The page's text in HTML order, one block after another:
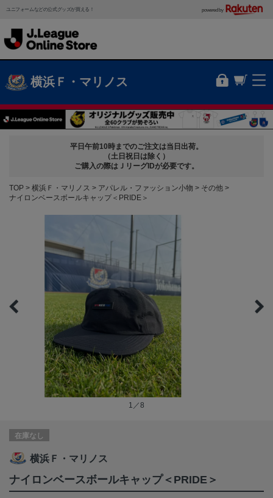
ユニフォームなどの公式グッズが買える！ powered by
横浜Ｆ・マリノス
平日午前10時までのご注文は当日出荷。
（土日祝日は除く）
ご購入の際はＪリーグIDが必要です。
TOP 横浜Ｆ・マリノス アパレル・ファッション小物
その他
ナイロンベースボールキャップ＜PRIDE＞
1／8
在庫なし
横浜Ｆ・マリノス
ナイロンベースボールキャップ＜PRIDE＞